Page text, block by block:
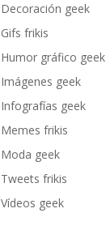
Decoración geek
Gifs frikis
Humor gráfico geek
Imágenes geek
Infografías geek
Memes frikis
Moda geek
Tweets frikis
Vídeos geek